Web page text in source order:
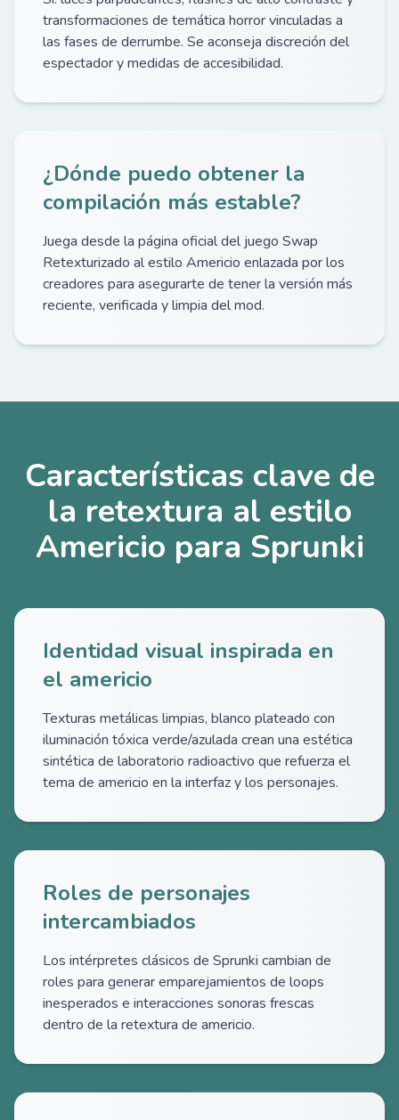
transformaciones de temática horror vinculadas a
las fases de derrumbe. Se aconseja discreción del
espectador y medidas de accesibilidad.
¿Dónde puedo obtener la
compilación más estable?
Juega desde la página oficial del juego Swap
Retexturizado al estilo Americio enlazada por los
creadores para asegurarte de tener la versión más
reciente, verificada y limpia del mod.
Características clave de
la retextura al estilo
Americio para Sprunki
Identidad visual inspirada en
el americio
Texturas metálicas limpias, blanco plateado con
iluminación tóxica verde/azulada crean una estética
sintética de laboratorio radioactivo que refuerza el
tema de americio en la interfaz y los personajes.
Roles de personajes
intercambiados
Los intérpretes clásicos de Sprunki cambian de
roles para generar emparejamientos de loops
inesperados e interacciones sonoras frescas
dentro de la retextura de americio.